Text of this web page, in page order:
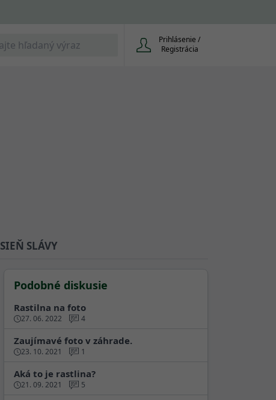
Prihlásenie /
Registrácia
SIEŇ SLÁVY
Podobné diskusie
Rastilna na foto
27. 06. 2022 4
Zaujímavé foto v záhrade.
23. 10. 2021 1
Aká to je rastlina?
21. 09. 2021 5